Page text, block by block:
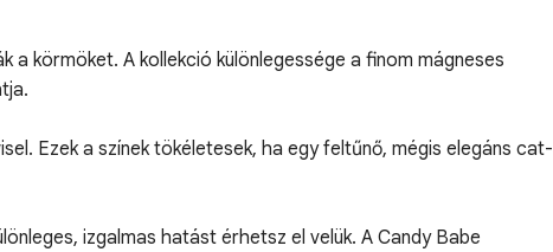
a körmöket. A kollekció különlegessége a finom mágneses
Ezek a színek tökéletesek, ha egy feltűnő, mégis elegáns cat-
izgalmas hatást érhetsz el velük. A Candy Babe